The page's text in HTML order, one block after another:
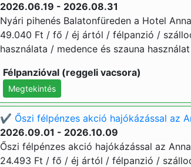
2026.06.19 - 2026.08.31
Nyári pihenés Balatonfüreden a Hotel
49.040 Ft / fő / éj ártól / félpanzió /
használata / medence és szauna
Félpanzióval (reggeli vacsora)
Megtekintés
✔️ Őszi félpénzes akció hajókázással az
2026.09.01 - 2026.10.09
Őszi félpénzes akció hajókázással az
24.493 Ft / fő / éj ártól / félpanzió /